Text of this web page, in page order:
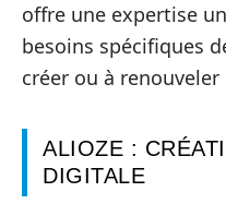
offre une expertise
besoins spécifiques
créer ou à
ALIOZE :
DIGITALE